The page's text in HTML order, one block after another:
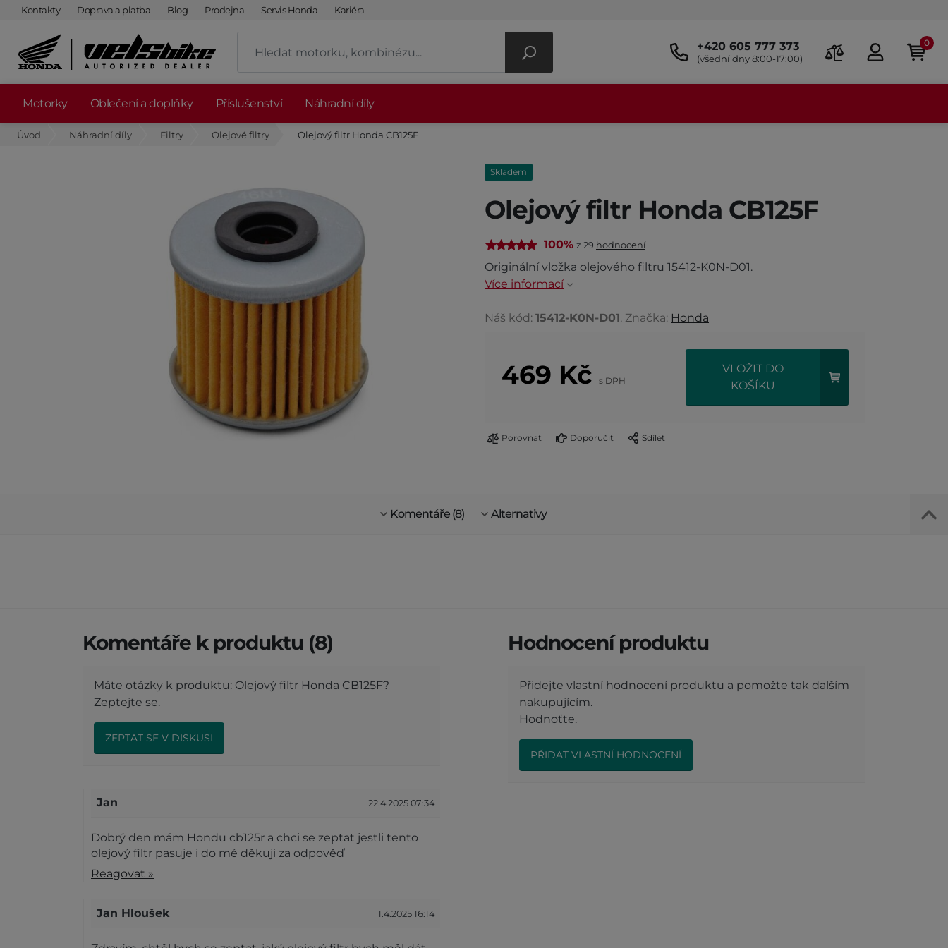
Kontakty Doprava a platba Blog Prodejna Servis Honda Kariéra
+420 605 777 373
(všední dny 8:00-17:00)
0
Motorky Oblečení a doplňky Příslušenství Náhradní díly
Úvod Náhradní díly Filtry Olejové filtry Olejový filtr Honda CB125F
Skladem
Olejový filtr Honda CB125F
100% z 29 hodnocení
Originální vložka olejového filtru 15412-K0N-D01.
Více informací
Náš kód: 15412-K0N-D01, Značka: Honda
469 Kč s DPH
VLOŽIT DO
KOŠÍKU
Porovnat Doporučit Sdílet
Komentáře (8) Alternativy
Komentáře k produktu (8)
Máte otázky k produktu: Olejový filtr Honda CB125F?
Zeptejte se.
ZEPTAT SE V DISKUSI
Jan 22.4.2025 07:34
Dobrý den mám Hondu cb125r a chci se zeptat jestli tento
olejový filtr pasuje i do mé děkuji za odpověď
Reagovat »
Jan Hloušek 1.4.2025 16:14
Hodnocení produktu
Přidejte vlastní hodnocení produktu a pomožte tak dalším
nakupujícím.
Hodnoťte.
PŘIDAT VLASTNÍ HODNOCENÍ